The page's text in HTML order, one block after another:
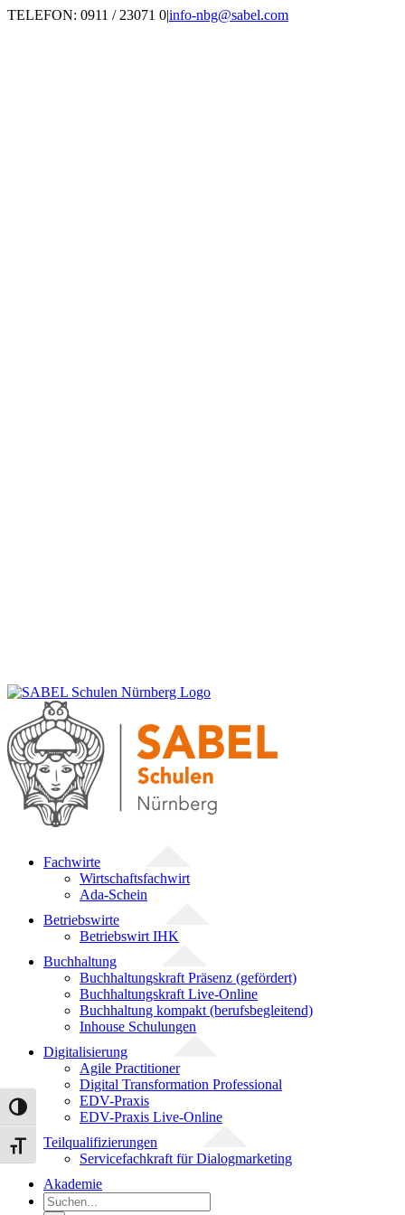
Umschalten auf hohe Kontraste
Schrift vergrößern
Zum
TELEFON: 0911 / 23071 0|info-nbg@sabel.com
Fachwirte
Wirtschaftsfachwirt
Ada-Schein
Betriebswirte
Betriebswirt IHK
Buchhaltung
Buchhaltungskraft Präsenz (gefördert)
Buchhaltungskraft Live-Online
Buchhaltung kompakt (berufsbegleitend)
Inhouse Schulungen
Digitalisierung
Agile Practitioner
Digital Transformation Professional
EDV-Praxis
EDV-Praxis Live-Online
Teilqualifizierungen
Servicefachkraft für Dialogmarketing
Akademie
Suche